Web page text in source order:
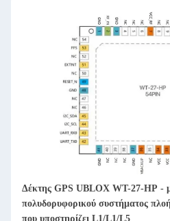
Δέκτης GPS UBLOX WT-27-HP -
πολυδορυφορικού συστήματος
που υποστηρίζει L1/L1/L5